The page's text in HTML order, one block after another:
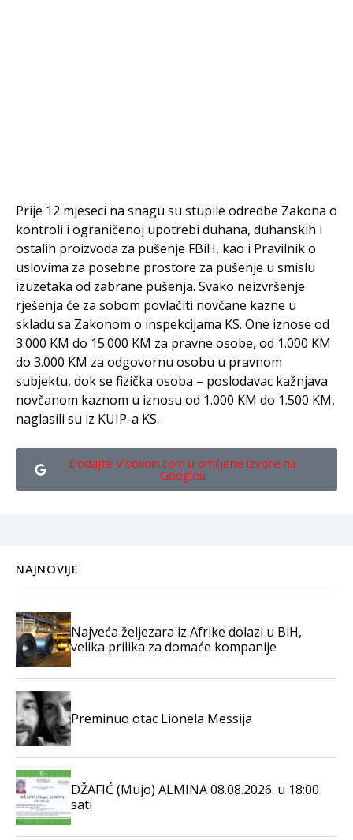
Prije 12 mjeseci na snagu su stupile odredbe Zakona o
kontroli i ograničenoj upotrebi duhana, duhanskih i
ostalih proizvoda za pušenje FBiH, kao i Pravilnik o
uslovima za posebne prostore za pušenje u smislu
izuzetaka od zabrane pušenja. Svako neizvršenje
rješenja će za sobom povlačiti novčane kazne u
skladu sa Zakonom o inspekcijama KS. One iznose od
3.000 KM do 15.000 KM za pravne osobe, od 1.000 KM
do 3.000 KM za odgovornu osobu u pravnom
subjektu, dok se fizička osoba – poslodavac kažnjava
novčanom kaznom u iznosu od 1.000 KM do 1.500 KM,
naglasili su iz KUIP-a KS.
Dodajte Visokoin.com u omiljene izvore na
Googleu
NAJNOVIJE
Najveća željezara iz Afrike dolazi u BiH,
velika prilika za domaće kompanije
Preminuo otac Lionela Messija
DŽAFIĆ (Mujo) ALMINA 08.08.2026. u 18:00
sati